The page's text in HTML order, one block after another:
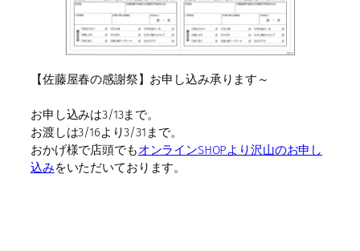
【佐藤屋春の感謝祭】お申し込み承ります～
お申し込みは3/13まで。
お渡しは3/16より3/31まで。
おかげ様で店頭でもオンラインSHOPより沢山のお申し
込みをいただいております。